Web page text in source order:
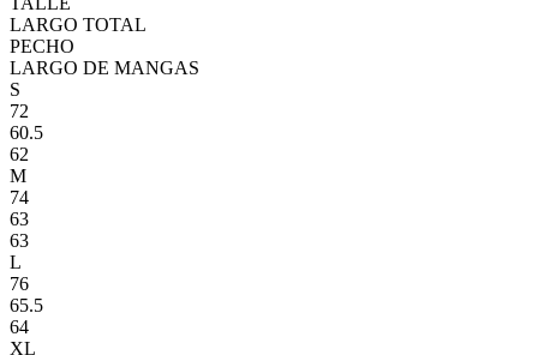
LARGO TOTAL
PECHO
LARGO DE MANGAS
S
72
60.5
62
M
74
63
63
L
76
65.5
64
XL